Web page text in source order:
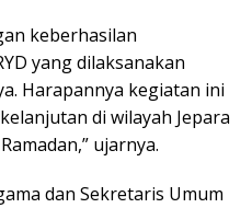
keberhasilan
yang dilaksanakan
Harapannya kegiatan ini
di wilayah Jepara
ujarnya.
dan Sekretaris Umum